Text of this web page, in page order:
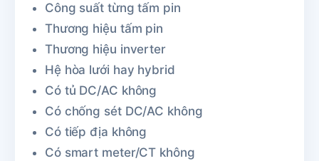
Công suất từng tấm pin
Thương hiệu tấm pin
Thương hiệu inverter
Hệ hòa lưới hay hybrid
Có tủ DC/AC không
Có chống sét DC/AC không
Có tiếp địa không
Có smart meter/CT không